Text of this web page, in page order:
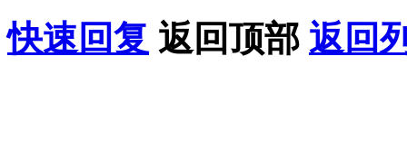
快速回复 返回顶部 返回